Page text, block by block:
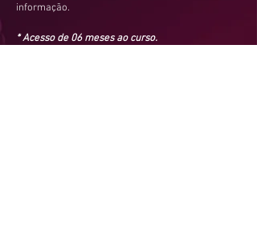
informação.
* Acesso de 06 meses ao curso.